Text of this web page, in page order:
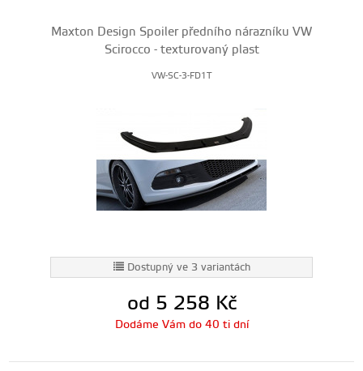
Maxton Design Spoiler předního nárazníku VW
Scirocco - texturovaný plast
VW-SC-3-FD1T
Dostupný ve 3 variantách
od 5 258 Kč
Dodáme Vám do 40 ti dní